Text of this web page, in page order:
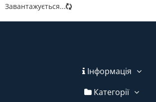
Завантажується...
Інформація
Категорії